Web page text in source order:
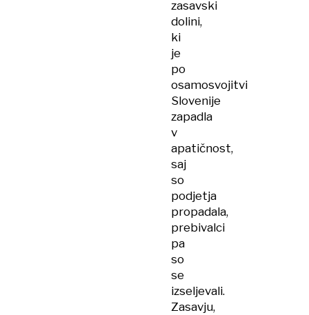
zasavski
dolini,
ki
je
po
osamosvojitvi
Slovenije
zapadla
v
apatičnost,
saj
so
podjetja
propadala,
prebivalci
pa
so
se
izseljevali.
Zasavju,